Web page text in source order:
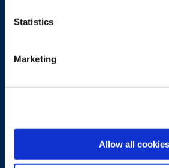
Statistics
Marketing
Allow all cookies